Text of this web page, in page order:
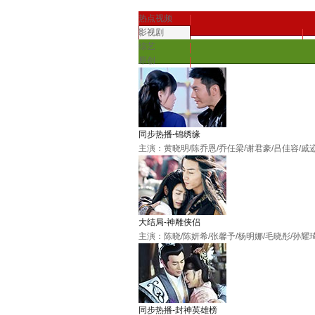
热点视频
影视剧
综艺
原创
同步热播-锦绣缘
主演：黄晓明/陈乔恩/乔任梁/谢君豪/吕佳容/戚
大结局-神雕侠侣
主演：陈晓/陈妍希/张馨予/杨明娜/毛晓彤/孙耀
同步热播-封神英雄榜